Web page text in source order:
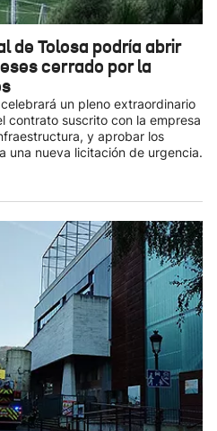
de Tolosa podría abrir
cerrado por la
un pleno extraordinario
contrato suscrito con la empresa
y aprobar los
una nueva licitación de urgencia.